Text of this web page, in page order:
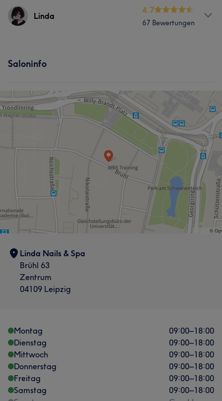
Services
Linda
4.7
67 Bewertungen
Saloninfo
Linda Nails & Spa
Brühl 63
Zentrum
04109 Leipzig
Montag 09:00–18:00
Dienstag
09:00–18:00
Mittwoch
09:00–18:00
Donnerstag
09:00–18:00
Freitag
09:00–18:00
Samstag
09:00–18:00